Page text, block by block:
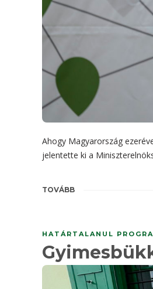
Ahogy Magyarország
jelentette ki a
TOVÁBB
HATÁRTALANUL